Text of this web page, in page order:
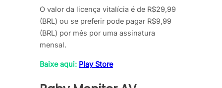
O valor da licença vitalícia é de R$29,99
(BRL) ou se preferir pode pagar R$9,99
(BRL) por mês por uma assinatura
mensal.
Baixe aqui: Play Store